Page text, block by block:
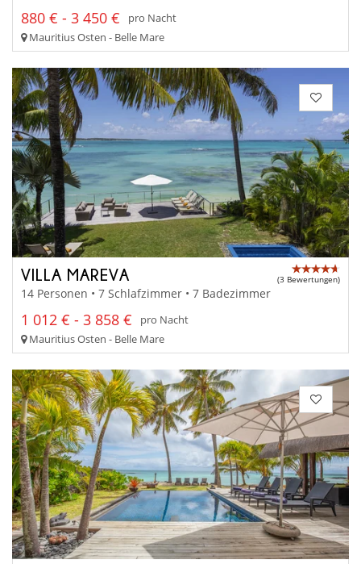
880 € - 3 450 €
pro Nacht
Mauritius Osten - Belle Mare
VILLA MAREVA (3 Bewertungen)
14 Personen • 7 Schlafzimmer • 7 Badezimmer
1 012 € - 3 858 €
pro Nacht
Mauritius Osten - Belle Mare